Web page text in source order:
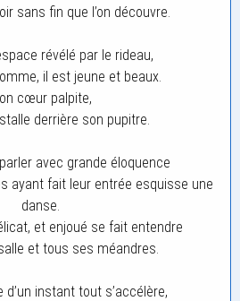
sans fin que l’on découvre.
révélé par le rideau,
il est jeune et beaux.
cœur palpite,
derrière son pupitre.
avec grande éloquence
ayant fait leur entrée esquisse une
danse.
et enjoué se fait entendre
et tous ses méandres.
d’un instant tout s’accélère,